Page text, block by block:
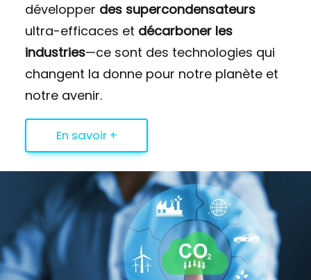
développer des supercondensateurs
ultra-efficaces et décarboner les
industries—ce sont des technologies qui
changent la donne pour notre planète et
notre avenir.
En savoir +